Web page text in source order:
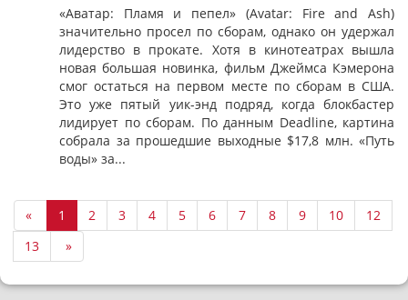
«Аватар: Пламя и пепел» (Avatar: Fire and Ash)
значительно просел по сборам, однако он удержал
лидерство в прокате. Хотя в кинотеатрах вышла
новая большая новинка, фильм Джеймса Кэмерона
смог остаться на первом месте по сборам в США.
Это уже пятый уик-энд подряд, когда блокбастер
лидирует по сборам. По данным Deadline, картина
собрала за прошедшие выходные $17,8 млн. «Путь
воды» за...
« 1 2 3 4 5 6 7 8 9 10
12
13
»